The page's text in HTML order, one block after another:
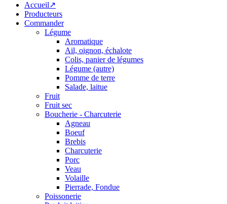
Accueil↗
Producteurs
Commander
Légume
Aromatique
Ail, oignon, échalote
Colis, panier de légumes
Légume (autre)
Pomme de terre
Salade, laitue
Fruit
Fruit sec
Boucherie - Charcuterie
Agneau
Boeuf
Brebis
Charcuterie
Porc
Veau
Volaille
Pierrade, Fondue
Poissonerie